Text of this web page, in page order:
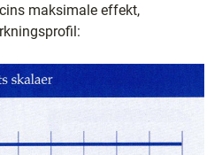
maksimale effekt,